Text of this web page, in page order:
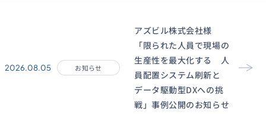
2026.08.05 お知らせ
アズビル株式会社様
「限られた人員で現場の
生産性を最大化する 人
員配置システム刷新と
データ駆動型DXへの挑
戦」事例公開のお知らせ